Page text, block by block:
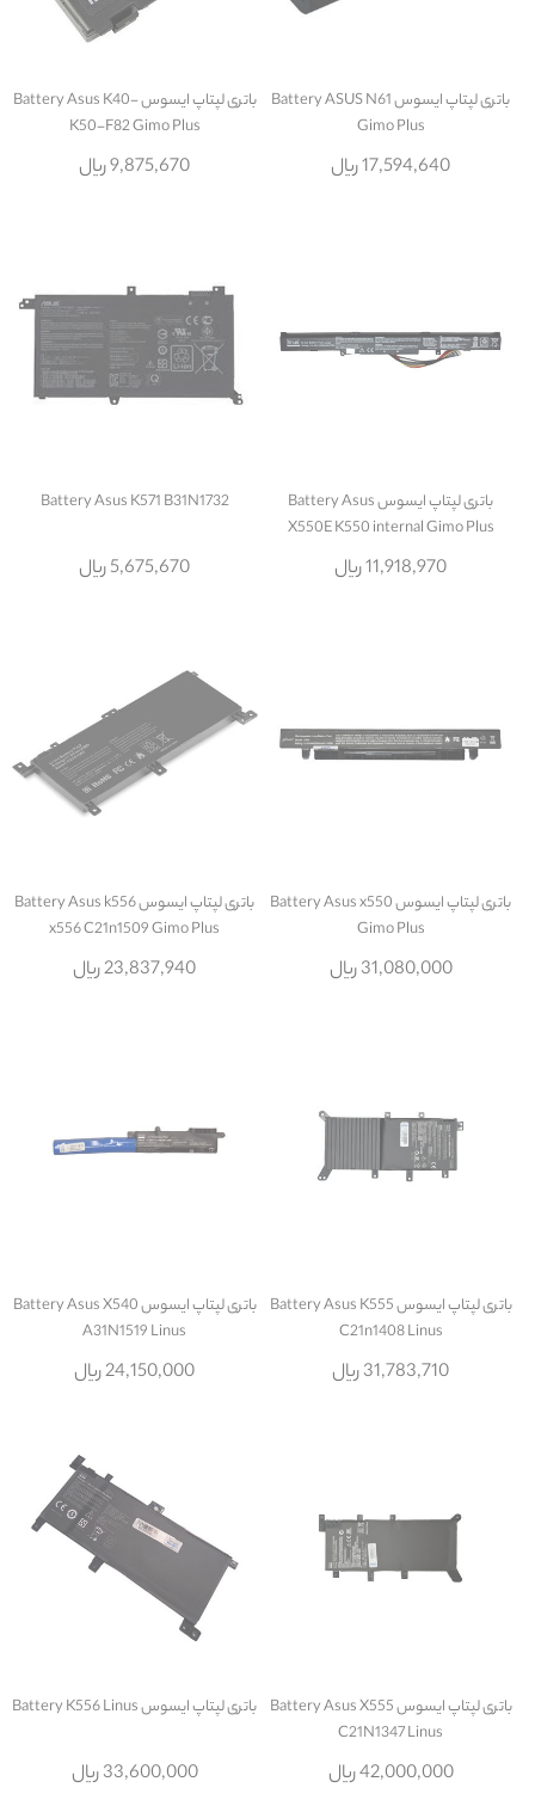
باتری لپتاپ ایسوس Battery ASUS N61
Gimo Plus
17,594,640 ریال
باتری لپتاپ ایسوس Battery Asus K40-
K50-F82 Gimo Plus
9,875,670 ریال
باتری لپتاپ ایسوس Battery Asus
X550E K550 internal Gimo Plus
11,918,970 ریال
Battery Asus K571 B31N1732
5,675,670 ریال
باتری لپتاپ ایسوس Battery Asus x550
Gimo Plus
31,080,000 ریال
باتری لپتاپ ایسوس Battery Asus k556
x556 C21n1509 Gimo Plus
23,837,940 ریال
باتری لپتاپ ایسوس Battery Asus K555
C21n1408 Linus
31,783,710 ریال
باتری لپتاپ ایسوس Battery Asus X540
A31N1519 Linus
24,150,000 ریال
باتری لپتاپ ایسوس Battery Asus X555
C21N1347 Linus
42,000,000 ریال
باتری لپتاپ ایسوس Battery K556 Linus
33,600,000 ریال